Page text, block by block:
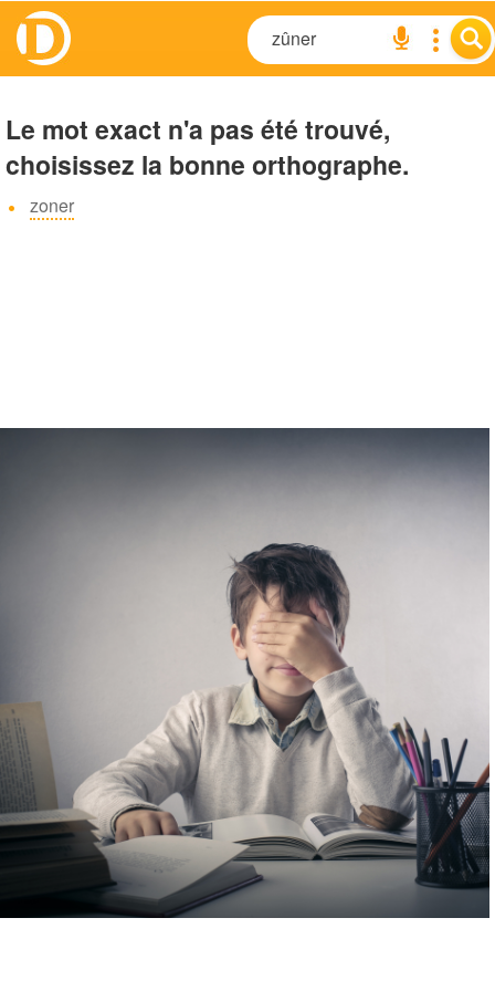
Le mot exact n'a pas été trouvé,
choisissez la bonne orthographe.
zoner